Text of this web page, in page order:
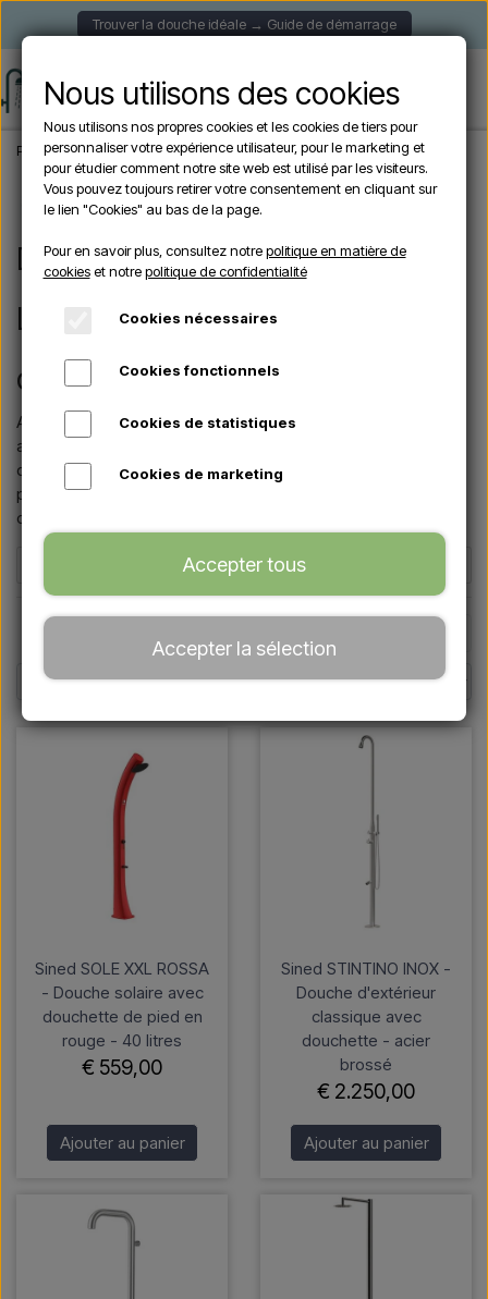
Trouver la douche idéale → Guide de démarrage
Page d'accueil Marques Sined
Douches d'extérieur SINED -
L'artisanat italien pour votre oasis
d'extérieur
Avec une forte présence en Italie et en Espagne,
acquis une réputation d'excellence dans la fabrication de
douches extérieures de haute qualité, ce qui en fait un choix
privilégié pour les environnements résidentiels et
commerciaux.
Sined SOLE XXL ROSSA
- Douche solaire avec
douchette de pied en
rouge - 40 litres
€ 559,00
Ajouter au panier
Sined STINTINO INOX -
Douche d'extérieur
classique avec
douchette - acier
brossé
€ 2.250,00
Ajouter au panier
Nous utilisons des cookies
Nous utilisons nos propres cookies et les cookies de tiers pour
personnaliser votre expérience utilisateur, pour le marketing et
pour étudier comment notre site web est utilisé par les visiteurs.
Vous pouvez toujours retirer votre consentement en cliquant sur
le lien "Cookies" au bas de la page.
Pour en savoir plus, consultez notrepolitique en matière de
cookieset notrepolitique de confidentialité
Cookies nécessaires
Cookies fonctionnels
Cookies de statistiques
Cookies de marketing
Accepter tous
Accepter la sélection